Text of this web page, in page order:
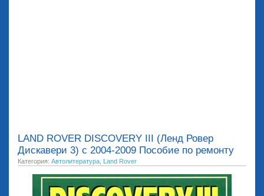
LAND ROVER DISCOVERY III (Ленд Ровер
Дискавери 3) с 2004-2009 Пособие по ремонту
Категория: Автолитература Land Rover